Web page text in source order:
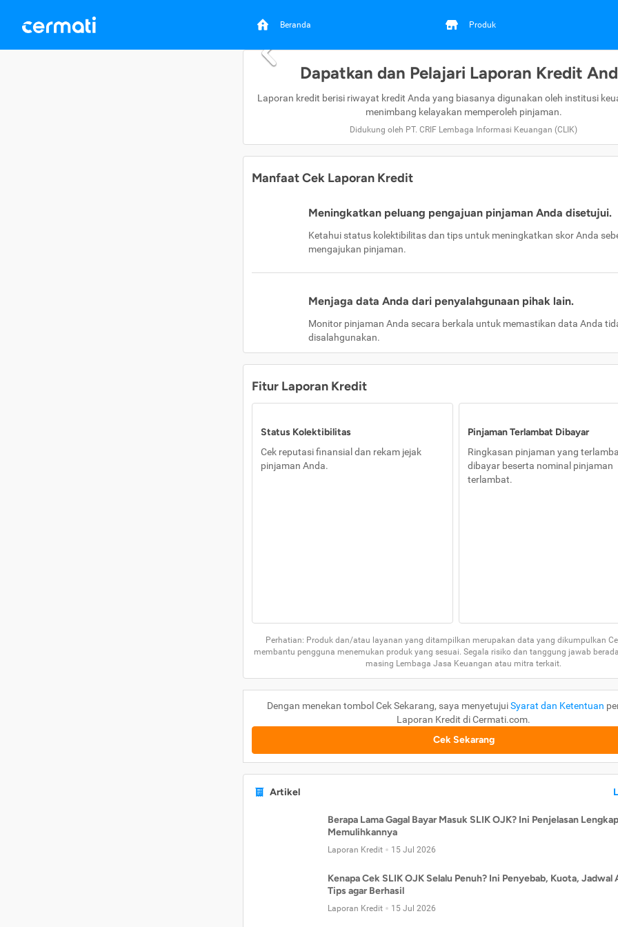
Beranda Produk
Dapatkan dan Pelajari Laporan Kredit
Laporan kredit berisi riwayat kredit Anda yang biasanya digunakan oleh institusi
menimbang kelayakan memperoleh pinjaman.
Didukung oleh PT. CRIF Lembaga Informasi Keuangan (CLIK)
Manfaat Cek Laporan Kredit
Meningkatkan peluang pengajuan pinjaman Anda disetujui.
Ketahui status kolektibilitas dan tips untuk meningkatkan skor Anda
mengajukan pinjaman.
Menjaga data Anda dari penyalahgunaan pihak lain.
Monitor pinjaman Anda secara berkala untuk memastikan data Anda
disalahgunakan.
Fitur Laporan Kredit
Status Kolektibilitas
Cek reputasi finansial dan rekam jejak
pinjaman Anda.
Pinjaman Terlambat Dibayar
Ringkasan pinjaman yang
dibayar beserta nominal pinjaman
terlambat.
Perhatian: Produk dan/atau layanan yang ditampilkan merupakan data yang dikumpulkan
membantu pengguna menemukan produk yang sesuai. Segala risiko dan tanggung jawab
masing Lembaga Jasa Keuangan atau mitra terkait.
Dengan menekan tombol Cek Sekarang, saya menyetujuiSyarat dan Ketentuan
Laporan Kredit di Cermati.com.
Cek Sekarang
Artikel
Berapa Lama Gagal Bayar Masuk SLIK OJK? Ini Penjelasan
Memulihkannya
Laporan Kredit 15 Jul 2026
Kenapa Cek SLIK OJK Selalu Penuh? Ini Penyebab, Kuota, Jadwal
Tips agar Berhasil
Laporan Kredit 15 Jul 2026